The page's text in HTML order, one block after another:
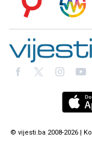
© vijesti.ba 2008-2026 |